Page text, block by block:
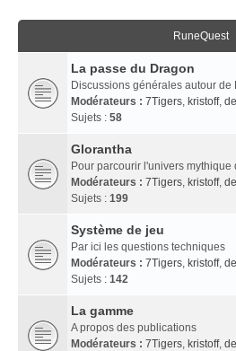
RuneQuest
La passe du Dragon
Discussions générales autour de
Modérateurs : 7Tigers, kristoff,
Sujets : 58
Glorantha
Pour parcourir l'univers mythique
Modérateurs : 7Tigers, kristoff,
Sujets : 199
Système de jeu
Par ici les questions techniques
Modérateurs : 7Tigers, kristoff,
Sujets : 142
La gamme
A propos des publications
Modérateurs : 7Tigers, kristoff,